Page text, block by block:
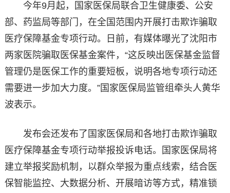
今年9月起，国家医保局联合卫生健康委、公安
部、药监局等部门，在全国范围内开展打击欺诈骗取
医疗保障基金专项行动。日前，有媒体曝光了沈阳市
两家医院骗取医保基金案件，“这反映出医保基金监督
管理仍是医保工作的重要短板，说明各地专项行动还
需要进一步加大力度。”国家医保局监管组牵头人黄华
波表示。
发布会还发布了国家医保局和各地打击欺诈骗取
医疗保障基金专项行动举报投诉电话。国家医保局将
建立举报奖励机制，以群众举报为重点线索，结合医
保智能监控、大数据分析、开展暗访等方式，精准锁